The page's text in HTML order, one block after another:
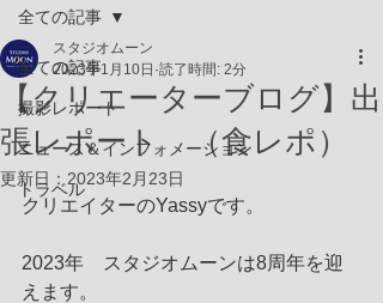
全ての記事
撮影レポート
ニュース＆インフォメーション
トラベル
全ての記事
【クリエーターブログ】出
張レポート （食レポ）
スタジオムーン
2023年1月10日 読了時間: 2分
更新日： 2023年2月23日
クリエイターのYassyです。
2023年　スタジオムーンは8周年を迎
えます。